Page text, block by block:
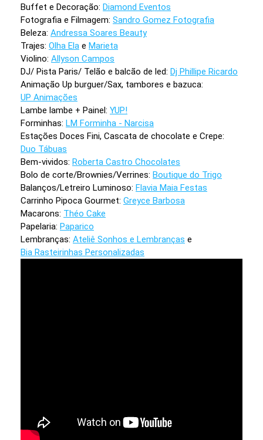
Buffet e Decoração: Diamond Eventos
Fotografia e Filmagem: Sandro Gomez Fotografia
Beleza: Andressa Soares Beauty
Trajes: Olha Ela e Marieta
Violino: Allyson Campos
DJ/ Pista Paris/ Telão e balcão de led: Dj Phillipe Ricardo
Animação Up burguer/Sax, tambores e bazuca:
UP Animações
Lambe lambe + Painel: YUP!
Forminhas: LM Forminha - Narcisa
Estações Doces Fini, Cascata de chocolate e Crepe:
Duo Tábuas
Bem-vividos: Roberta Castro Chocolates
Bolo de corte/Brownies/Verrines: Boutique do Trigo
Balanços/Letreiro Luminoso: Flavia Maia Festas
Carrinho Pipoca Gourmet: Greyce Barbosa
Macarons: Théo Cake
Papelaria: Paparico
Lembranças: Ateliê Sonhos e Lembranças e
Bia Rasteirinhas Personalizadas